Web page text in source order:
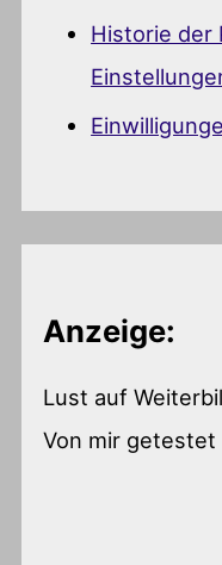
Historie der
Anzeige:
Lust auf
Von mir